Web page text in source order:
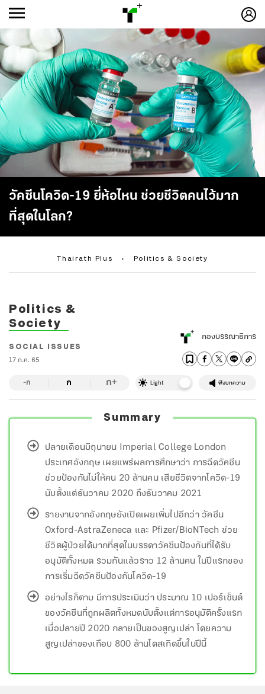
วัคซีนโควิด-19 ยี่ห้อไหน ช่วยชีวิตคนไว้มาก
ที่สุดในโลก?
Thairath Plus › Politics & Society
-ก
Politics &
Society
SOCIAL ISSUES
17 ก.ค. 65
กองบรรณาธิการ
-ก ก ก+ Light ฟังบทความ
Summary
ปลายเดือนมิถุนายน Imperial College London
ประเทศอังกฤษ เผยแพร่ผลการศึกษาว่า การฉีดวัคซีน
ช่วยป้องกันไม่ให้คน 20 ล้านคน เสียชีวิตจากโควิด-19
นับตั้งแต่ธันวาคม 2020 ถึงธันวาคม 2021
รายงานจากอังกฤษยังเปิดเผยเพิ่มไปอีกว่า วัคซีน
Oxford-AstraZeneca และ Pfizer/BioNTech ช่วย
ชีวิตผู้ป่วยได้มากที่สุดในบรรดาวัคซีนป้องกันที่ได้รับ
อนุมัติทั้งหมด รวมกันแล้วราว 12 ล้านคน ในปีแรกของ
การเริ่มฉีดวัคซีนป้องกันโควิด-19
อย่างไรก็ตาม มีการประเมินว่า ประมาณ 10 เปอร์เซ็นต์
ของวัคซีนที่ถูกผลิตทั้งหมดนับตั้งแต่การอนุมัติครั้งแรก
เมื่อปลายปี 2020 กลายเป็นของสูญเปล่า โดยความ
สูญเปล่าของเกือบ 800 ล้านโดสเกิดขึ้นในปีนี้